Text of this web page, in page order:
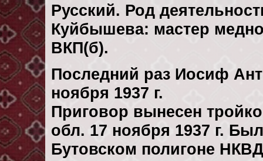
Русский. Род
Куйбышева: мастер
ВКП(б).
Последний раз Иосиф
ноября 1937 г.
Приговор вынесен
обл. 17 ноября 1937 г.
Бутовском полигоне